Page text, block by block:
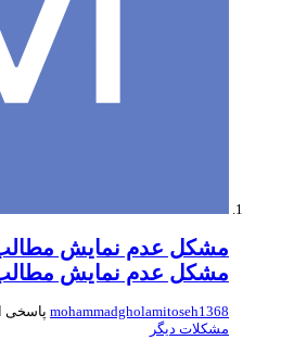
مشکل عدم نمایش مطالب
مشکل عدم نمایش مطالب
mohammadgholamitoseh1368پاسخی
مشکلات دیگر